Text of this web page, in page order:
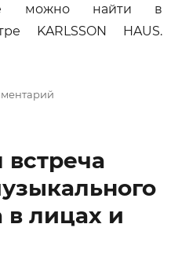
можно найти в
KARLSSON HAUS.
и
шляпа
волшебника»
в
театре
встреча
в лицах и